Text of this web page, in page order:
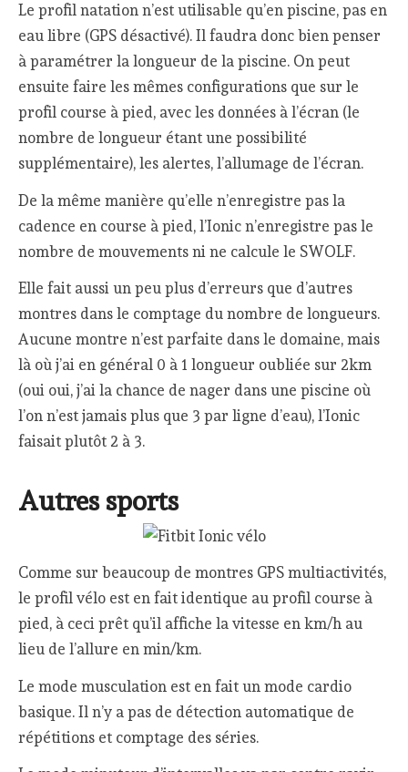
Le profil natation n’est utilisable qu’en piscine, pas en
eau libre (GPS désactivé). Il faudra donc bien penser
à paramétrer la longueur de la piscine. On peut
ensuite faire les mêmes configurations que sur le
profil course à pied, avec les données à l’écran (le
nombre de longueur étant une possibilité
supplémentaire), les alertes, l’allumage de l’écran.
De la même manière qu’elle n’enregistre pas la
cadence en course à pied, l’Ionic n’enregistre pas le
nombre de mouvements ni ne calcule le SWOLF.
Elle fait aussi un peu plus d’erreurs que d’autres
montres dans le comptage du nombre de longueurs.
Aucune montre n’est parfaite dans le domaine, mais
là où j’ai en général 0 à 1 longueur oubliée sur 2km
(oui oui, j’ai la chance de nager dans une piscine où
l’on n’est jamais plus que 3 par ligne d’eau), l’Ionic
faisait plutôt 2 à 3.
Autres sports
Comme sur beaucoup de montres GPS multiactivités,
le profil vélo est en fait identique au profil course à
pied, à ceci prêt qu’il affiche la vitesse en km/h au
lieu de l’allure en min/km.
Le mode musculation est en fait un mode cardio
basique. Il n’y a pas de détection automatique de
répétitions et comptage des séries.